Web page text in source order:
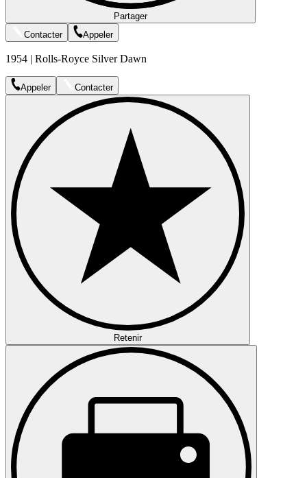
Partager
Contacter
Appeler
1954 | Rolls-Royce Silver Dawn
Appeler Contacter
Retenir